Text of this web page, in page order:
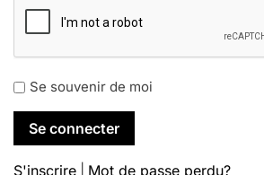
Se souvenir de moi
S'inscrire Mot de passe perdu?